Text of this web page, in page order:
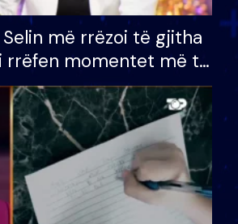
më rrëzoi të gjitha
rrëfen momentet më të
e BB VIP: Do më
e mëngjesit kur…